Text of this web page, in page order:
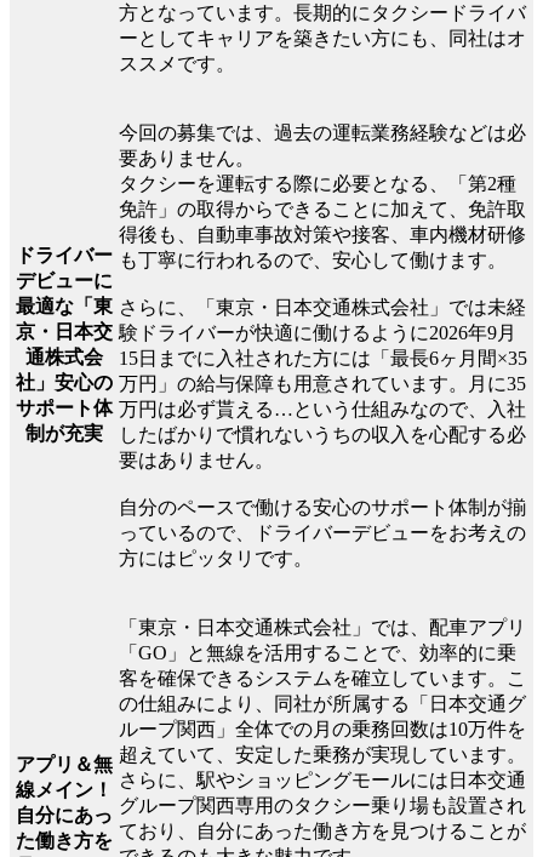
方となっています。長期的にタクシードライバ
ーとしてキャリアを築きたい方にも、同社はオ
ススメです。
ドライバー
デビューに
最適な「東
京・日本交
通株式会
社」安心の
サポート体
制が充実
今回の募集では、過去の運転業務経験などは必
要ありません。
タクシーを運転する際に必要となる、「第2種
免許」の取得からできることに加えて、免許取
得後も、自動車事故対策や接客、車内機材研修
も丁寧に行われるので、安心して働けます。
さらに、「東京・日本交通株式会社」では未経
験ドライバーが快適に働けるように2026年9月
15日までに入社された方には「最長6ヶ月間×35
万円」の給与保障も用意されています。月に35
万円は必ず貰える…という仕組みなので、入社
したばかりで慣れないうちの収入を心配する必
要はありません。
自分のペースで働ける安心のサポート体制が揃
っているので、ドライバーデビューをお考えの
方にはピッタリです。
アプリ＆無
線メイン！
自分にあっ
た働き方を
「東京・日本交通株式会社」では、配車アプリ
「GO」と無線を活用することで、効率的に乗
客を確保できるシステムを確立しています。こ
の仕組みにより、同社が所属する「日本交通グ
ループ関西」全体での月の乗務回数は10万件を
超えていて、安定した乗務が実現しています。
さらに、駅やショッピングモールには日本交通
グループ関西専用のタクシー乗り場も設置され
ており、自分にあった働き方を見つけることが